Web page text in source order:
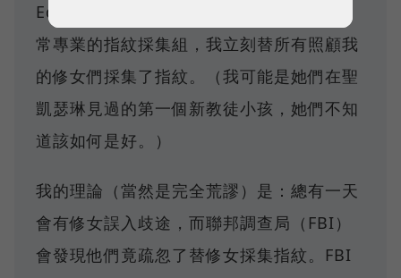
Edie） 贈送的禮物。她送我一套看起來非
常專業的指紋採集組，我立刻替所有照顧我
的修女們採集了指紋。（我可能是她們在聖
凱瑟琳見過的第一個新教徒小孩，她們不知
道該如何是好。）
我的理論（當然是完全荒謬）是：總有一天
會有修女誤入歧途，而聯邦調查局（FBI）
會發現他們竟疏忽了替修女採集指紋。FBI